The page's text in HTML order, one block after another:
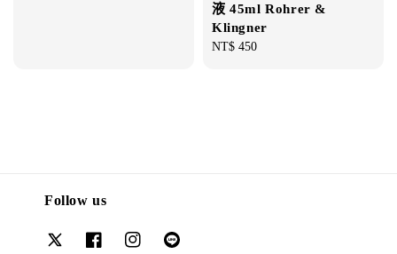
液 45ml Rohrer &
Klingner
Regular
NT$ 450
Follow us